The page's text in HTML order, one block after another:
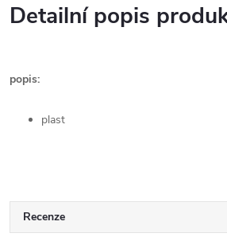
Detailní popis
popis:
plast
Recenze